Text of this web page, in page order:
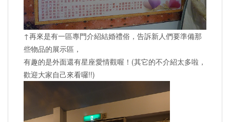
↑再來是有一區專門介紹結婚禮俗，告訴新人們要準備那
些物品的展示區，
有趣的是外面還有星座愛情觀喔！(其它的不介紹太多啦，
歡迎大家自己來看囉!!)